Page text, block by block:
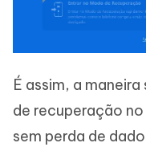
É assim, a
de recuperação no
sem perda de